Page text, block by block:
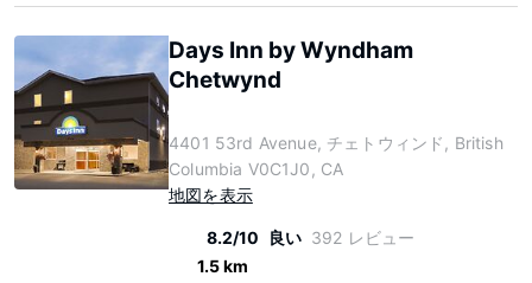
Days Inn by Wyndham
Chetwynd
4401 53rd Avenue, チェトウィンド, British
Columbia V0C1J0, CA
地図を表示
8.2/10 良い 392 レビュー
1.5 km